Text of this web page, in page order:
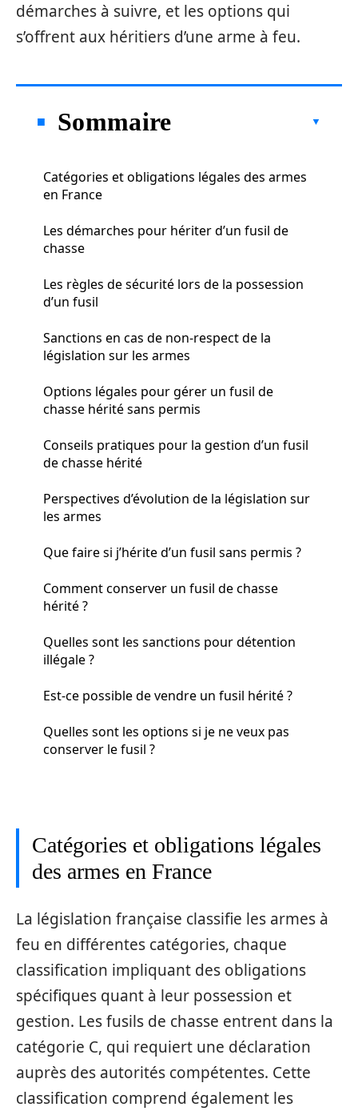
démarches à suivre, et les options qui
s’offrent aux héritiers d’une arme à feu.
Sommaire
Catégories et obligations légales des armes
en France
Les démarches pour hériter d’un fusil de
chasse
Les règles de sécurité lors de la possession
d’un fusil
Sanctions en cas de non-respect de la
législation sur les armes
Options légales pour gérer un fusil de
chasse hérité sans permis
Conseils pratiques pour la gestion d’un fusil
de chasse hérité
Perspectives d’évolution de la législation sur
les armes
Que faire si j’hérite d’un fusil sans permis ?
Comment conserver un fusil de chasse
hérité ?
Quelles sont les sanctions pour détention
illégale ?
Est-ce possible de vendre un fusil hérité ?
Quelles sont les options si je ne veux pas
conserver le fusil ?
Catégories et obligations légales
des armes en France
La législation française classifie les armes à
feu en différentes catégories, chaque
classification impliquant des obligations
spécifiques quant à leur possession et
gestion. Les fusils de chasse entrent dans la
catégorie C, qui requiert une déclaration
auprès des autorités compétentes. Cette
classification comprend également les